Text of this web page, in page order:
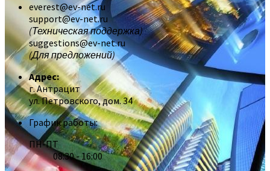
everest@ev-net.ru
support@ev-net.ru
(Техническая поддержка)
suggestions@ev-net.ru
(Для предложений)
Адрес:
г. Антрацит
ул. Петровского, дом. 34
График работы:
ПН-ПТ
08:30 - 16:00